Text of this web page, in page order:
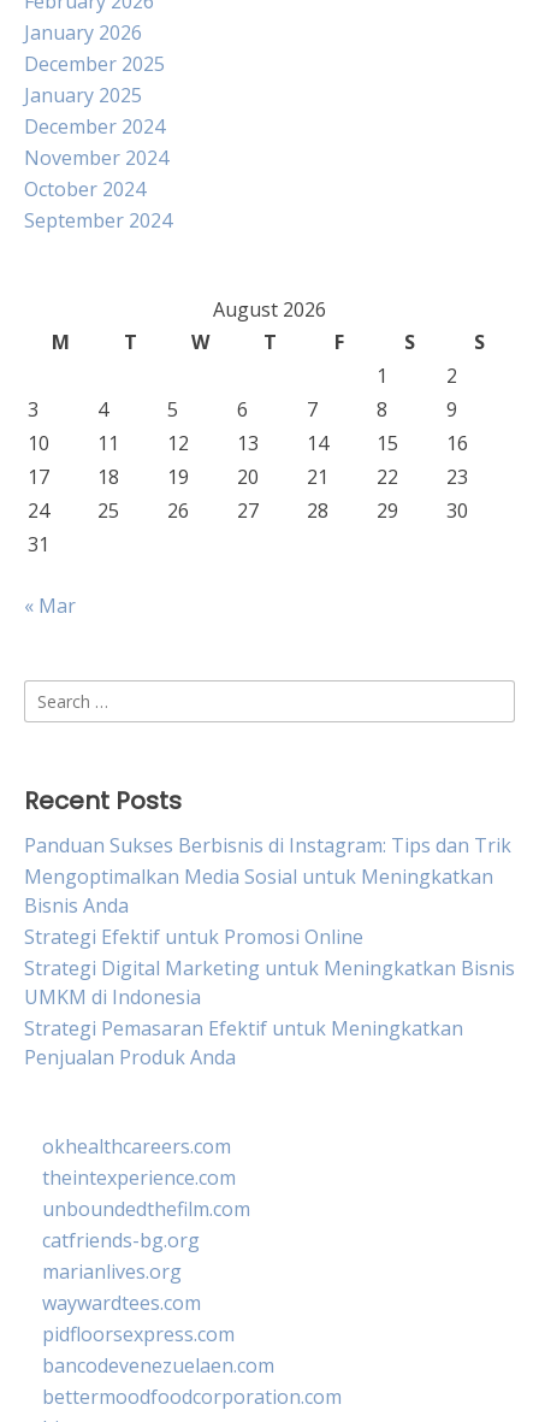
January 2026
December 2025
January 2025
December 2024
November 2024
October 2024
September 2024
August 2026
M
T W T F S
S
1
2
3
4 5 6 7 8
9
10
11 12 13 14 15
16
17
18 19 20 21 22
23
24
25 26 27 28 29
30
31
« Mar
Search
for:
Recent Posts
Panduan Sukses Berbisnis di Instagram: Tips dan Trik
Mengoptimalkan Media Sosial untuk Meningkatkan
Bisnis Anda
Strategi Efektif untuk Promosi Online
Strategi Digital Marketing untuk Meningkatkan Bisnis
UMKM di Indonesia
Strategi Pemasaran Efektif untuk Meningkatkan
Penjualan Produk Anda
okhealthcareers.com
theintexperience.com
unboundedthefilm.com
catfriends-bg.org
marianlives.org
waywardtees.com
pidfloorsexpress.com
bancodevenezuelaen.com
bettermoodfoodcorporation.com